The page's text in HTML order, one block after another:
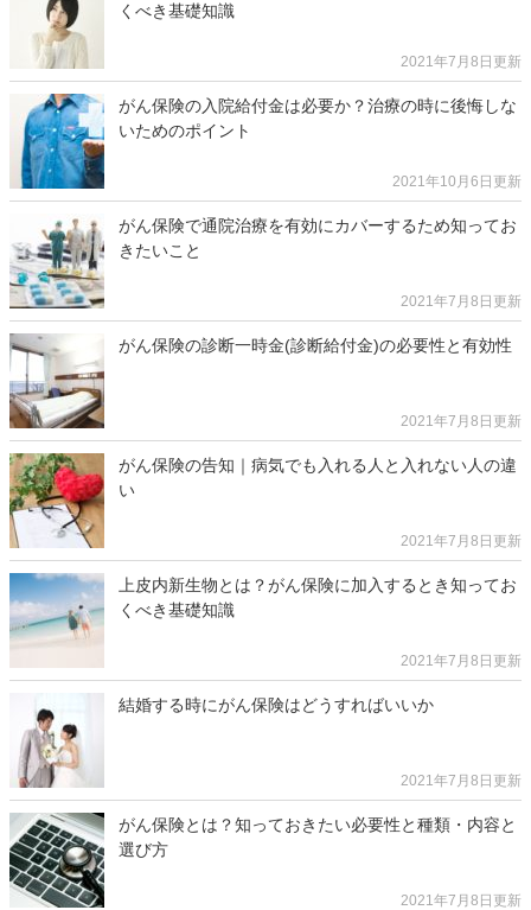
くべき基礎知識
2021年7月8日更新
がん保険の入院給付金は必要か？治療の時に後悔しな
いためのポイント
2021年10月6日更新
がん保険で通院治療を有効にカバーするため知ってお
きたいこと
2021年7月8日更新
がん保険の診断一時金(診断給付金)の必要性と有効性
2021年7月8日更新
がん保険の告知｜病気でも入れる人と入れない人の違
い
2021年7月8日更新
上皮内新生物とは？がん保険に加入するとき知ってお
くべき基礎知識
2021年7月8日更新
結婚する時にがん保険はどうすればいいか
2021年7月8日更新
がん保険とは？知っておきたい必要性と種類・内容と
選び方
2021年7月8日更新